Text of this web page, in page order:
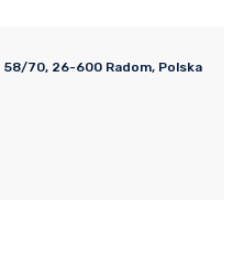
58/70, 26-600 Radom, Polska